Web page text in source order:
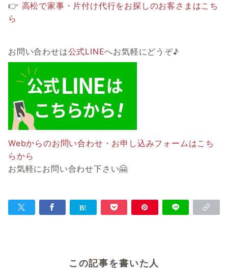
👉 高松で家事・片付け代行をお探しのお客さまはこち
ら
お問い合わせは公式LINEへお気軽にどうぞ♪
Webからのお問い合わせ・お申し込みフォームはこち
らから
お気軽にお問い合わせ下さい🤗
この記事を書いた人